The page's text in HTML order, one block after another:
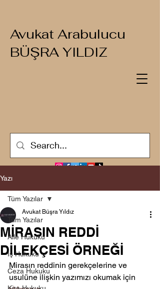
Avukat Arabulucu
BÜŞRA YILDIZ
Yazı
Tüm Yazılar
Aile Hukuku
İş Hukuku
Ceza Hukuku
Tüm Yazılar
MİRASIN REDDİ
DİLEKÇESİ ÖRNEĞİ
Avukat Büşra Yıldız
Mirasın reddinin gerekçelerine ve
usulüne ilişkin yazımızı okumak için